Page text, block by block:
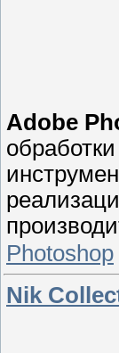
Adobe
Photoshop
Nik